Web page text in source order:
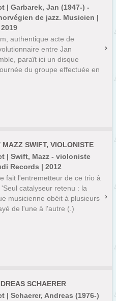
| Garbarek, Jan (1947-) -
de jazz. Musicien |
authentique acte de
entre Jan
paraît ici un disque
du groupe effectuée en
MAZZ SWIFT, VIOLONISTE
| Swift, Mazz - violoniste
Records | 2012
fait l'entremetteur de ce trio à
catalyseur retenu : la
musicienne obéit à plusieurs
de l'une à l'autre (.)
SCHAERER
| Schaerer, Andreas (1976-)